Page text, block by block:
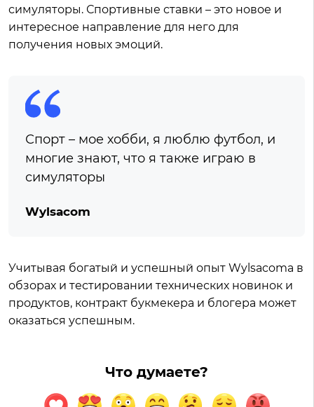
симуляторы. Спортивные ставки – это новое и
интересное направление для него для
получения новых эмоций.
Спорт – мое хобби, я люблю футбол, и
многие знают, что я также играю в
симуляторы
Wylsacom
Учитывая богатый и успешный опыт Wylsacomа в
обзорах и тестировании технических новинок и
продуктов, контракт букмекера и блогера может
оказаться успешным.
Что думаете?